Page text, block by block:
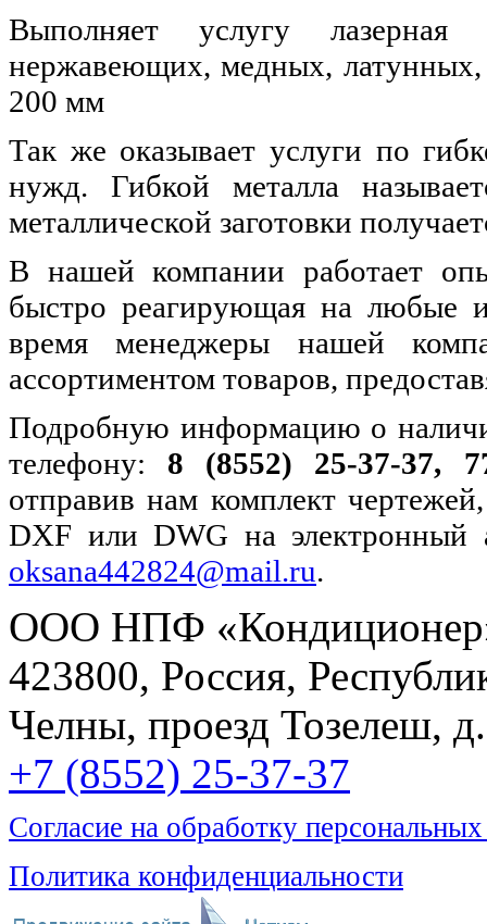
Выполняет услугу
нержавеющих, медных,
200 мм
Так же оказывает услуги по
нужд. Гибкой металла
металлической заготовки
В нашей компании работает
быстро реагирующая на любые
время менеджеры нашей
ассортиментом товаров,
Подробную информацию о
телефону: 8 (8552) 25-37-37,
отправив нам комплект
DXF или DWG на электронный
oksana442824@mail.ru.
ООО НПФ
423800, Россия,
Челны, проезд Тозелеш,
+7 (8552) 25-37-37
Согласие на обработку
Политика конфиденциальности